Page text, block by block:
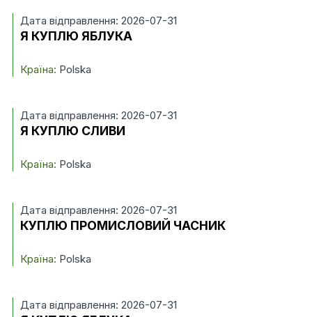
Дата відправлення: 2026-07-31
Я КУПЛЮ ЯБЛУКА
Країна: Polska
Дата відправлення: 2026-07-31
Я КУПЛЮ СЛИВИ
Країна: Polska
Дата відправлення: 2026-07-31
КУПЛЮ ПРОМИСЛОВИЙ ЧАСНИК
Країна: Polska
Дата відправлення: 2026-07-31